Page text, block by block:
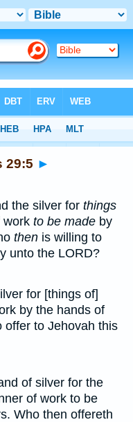
29:5 ►
the silver for things
work to be made by
then is willing to
unto the LORD?
for [things of]
by the hands of
offer to Jehovah this
of silver for the
of work to be
Who then offereth